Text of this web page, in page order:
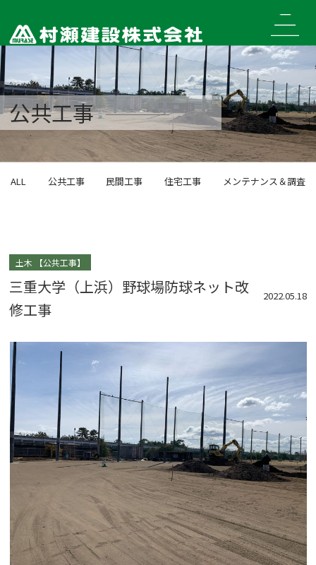
content
公共工事
ALL 公共工事 民間工事 住宅工事 メンテナンス＆調査
土木 公共工事
三重大学（上浜）野球場防球ネット改
修工事
2022.05.18